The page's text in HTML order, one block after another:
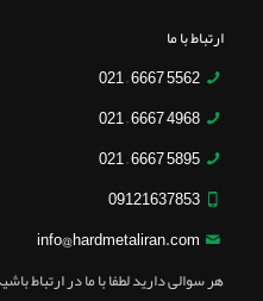
ارتباط با ما
5562 6667 – 021
4968 6667 – 021
5895 6667 – 021
09121637853
info@hardmetaliran.com
هر سوالی دارید لطفا با ما در ارتباط